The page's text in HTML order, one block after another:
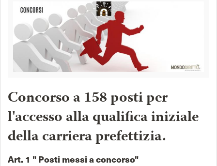
Concorso a 158 posti per
l'accesso alla qualifica iniziale
della carriera prefettizia.
Art. 1 " Posti messi a concorso"